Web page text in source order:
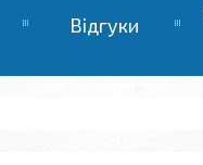
Відгуки